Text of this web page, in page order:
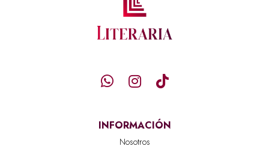
INFORMACIÓN
Nosotros